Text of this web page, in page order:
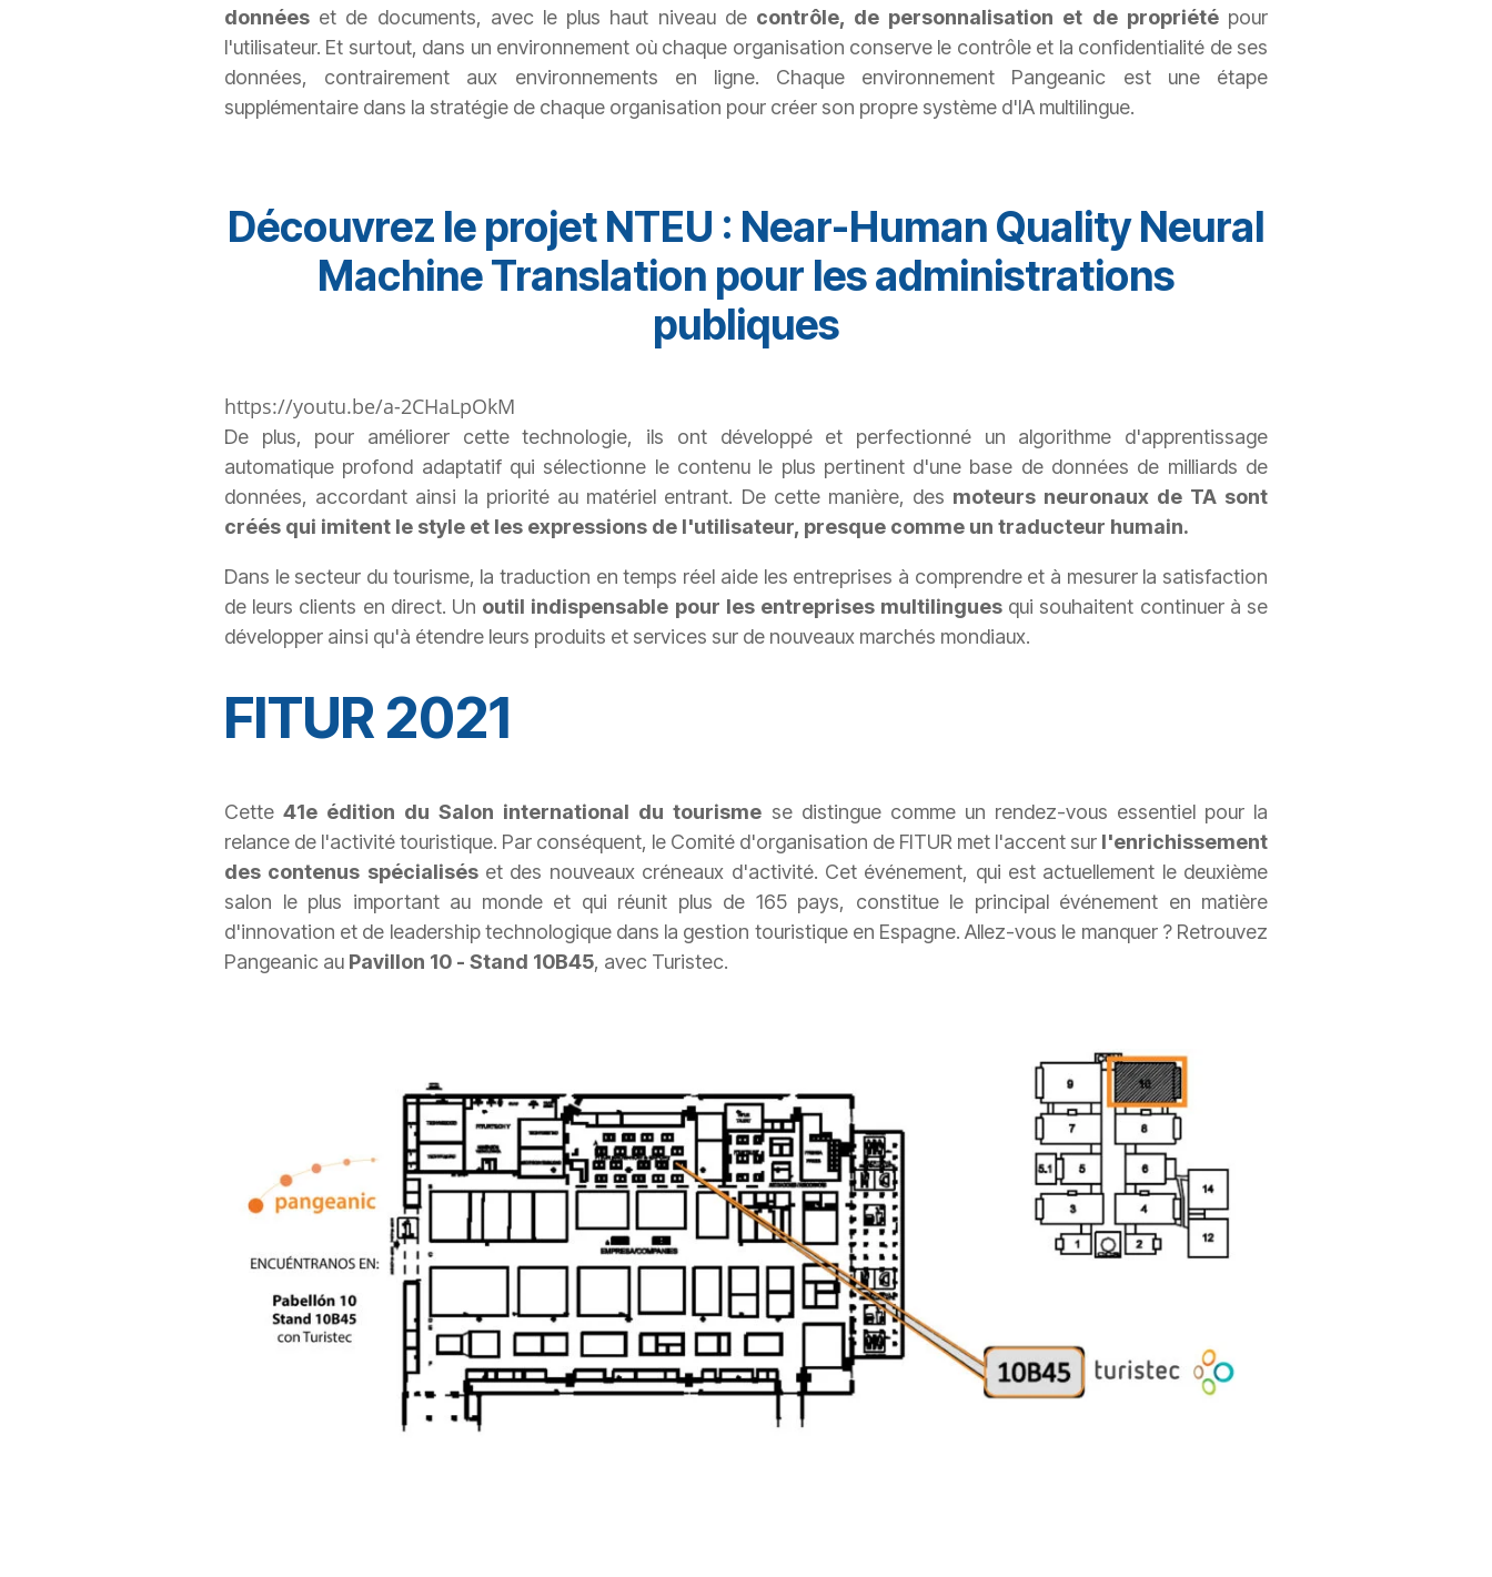
données et de documents, avec le plus haut niveau de contrôle, de personnalisation et de propriétépour
l'utilisateur. Et surtout, dans un environnement où chaque organisation conserve le contrôle et la confidentialité de ses
données, contrairement aux environnements en ligne. Chaque environnement Pangeanic est une étape
supplémentaire dans la stratégie de chaque organisation pour créer son propre système d'IA multilingue.
Découvrez le projet NTEU : Near-Human Quality Neural
Machine Translation pour les administrations
publiques
https://youtu.be/a-2CHaLpOkM
De plus, pour améliorer cette technologie, ils ont développé et perfectionné un algorithme d'apprentissage
automatique profond adaptatif qui sélectionne le contenu le plus pertinent d'une base de données de milliards de
données, accordant ainsi la priorité au matériel entrant. De cette manière, des moteurs neuronaux de TA sont
créés qui imitent le style et les expressions de l'utilisateur, presque comme un traducteur humain.
Dans le secteur du tourisme, la traduction en temps réel aide les entreprises à comprendre et à mesurer la satisfaction
de leurs clients en direct. Un outil indispensable pour les entreprises multilingues qui souhaitent continuer à se
développer ainsi qu'à étendre leurs produits et services sur de nouveaux marchés mondiaux.
FITUR 2021
Cette41e édition du Salon international du tourisme se distingue comme un rendez-vous essentiel pour la
relance de l'activité touristique. Par conséquent, le Comité d'organisation de FITUR met l'accent sur l'enrichissement
des contenus spécialiséset des nouveaux créneaux d'activité. Cet événement, qui est actuellement le deuxième
salon le plus important au monde et qui réunit plus de 165 pays, constitue le principal événement en matière
d'innovation et de leadership technologique dans la gestion touristique en Espagne. Allez-vous le manquer ? Retrouvez
Pangeanic au Pavillon 10 - Stand 10B45, avec Turistec.